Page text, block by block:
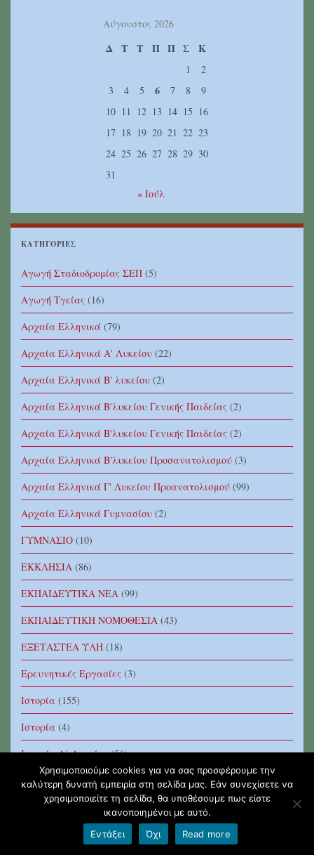
Αύγουστος 2026
Δ Τ Τ Π Π Σ Κ
1
2
3
4 5 6 7 8
9
10 11 12 13 14 15 16
17 18 19 20 21 22 23
24 25 26 27 28 29 30
31
« Ιούλ
ΚΑΤΗΓΟΡΊΕΣ
Αγωγή Σταδιοδρομίας ΣΕΠ (5)
Αγωγή Τγείας (16)
Αρχαία Ελληνικά (79)
Αρχαία Ελληνικά Α' Λυκείου (22)
Αρχαία Ελληνικά Β' λυκείου (2)
Αρχαία Ελληνικά Β'λυκείου Γενικής Παιδείας (2)
Αρχαία Ελληνικά Β'λυκείου Γενικής Παιδείας (2)
Αρχαία Ελληνικά Β'λυκείου Προσανατολισμού (3)
Αρχαία Ελληνικά Γ' Λυκείου Προανατολισμού (99)
Αρχαία Ελληνικά Γυμνασίου (2)
ΓΥΜΝΑΣΙΟ (10)
ΕΚΚΛΗΣΙΑ (86)
ΕΚΠΑΙΔΕΥΤΙΚΑ ΝΕΑ (99)
ΕΚΠΑΙΔΕΥΤΙΚΗ ΝΟΜΟΘΕΣΙΑ (43)
ΕΞΕΤΑΣΤΕΑ ΥΛΗ (18)
Ερευνητικές Εργασίες (3)
Ιστορία (155)
Ιστορία (4)
Ιστορία Α΄ Λυκείου(56)
Ιστορία Β' Λυκείου(22)
Ιστορία Γ' Λυκείου (130)
Ιστορία Γ' Λυκείου Θεωρητικού Προσανατολισμού
Χρησιμοποιούμε cookies για να σας προσφέρουμε την
καλύτερη δυνατή εμπειρία στη σελίδα μας. Εάν συνεχίσετε να
χρησιμοποιείτε τη σελίδα, θα υποθέσουμε πως είστε
ικανοποιημένοι με αυτό.
Εντάξει
Όχι Read more